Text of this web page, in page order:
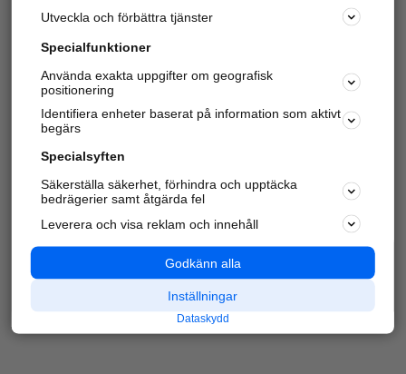
Varje vecka besöker du och4 miljoner
andra
härliga användare oss för att hitta rätt lokal
information om företag, privatpersoner och
platser.
Utveckla och förbättra tjänster
Specialfunktioner
Använda exakta uppgifter om geografisk
positionering
Identifiera enheter baserat på information som aktivt
begärs
Specialsyften
Säkerställa säkerhet, förhindra och upptäcka
bedrägerier samt åtgärda fel
Leverera och visa reklam och innehåll
Godkänn alla
Inställningar
Dataskydd